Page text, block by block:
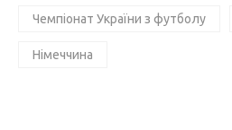
Чемпіонат України з футболу
Німеччина